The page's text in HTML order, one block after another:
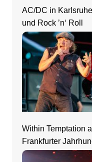
AC/DC in
und Rock ’n‘ Roll
Within Temptation
Frankfurter